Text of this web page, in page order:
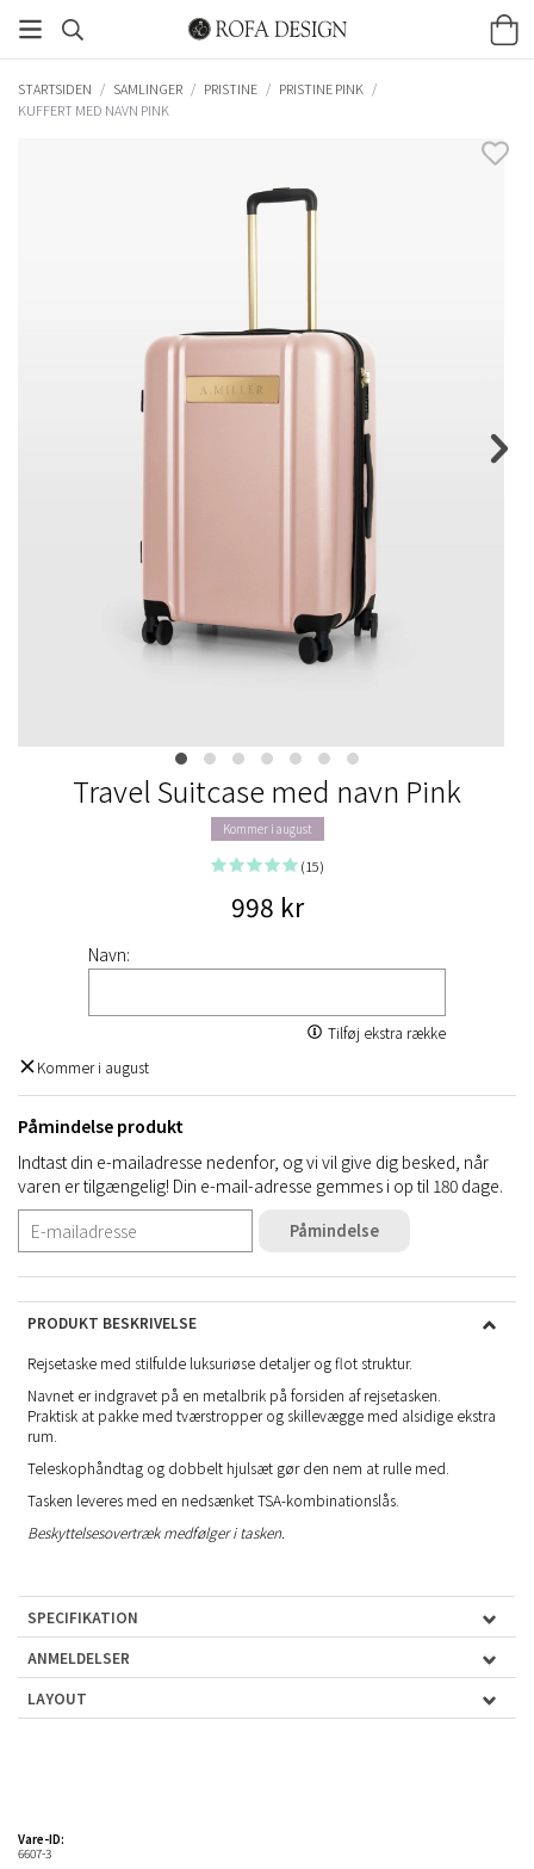
STARTSIDEN / SAMLINGER / PRISTINE / PRISTINE PINK /
KUFFERT MED NAVN PINK
Travel Suitcase med navn Pink
Kommer i august
(15)
998 kr
Navn:
Tilføj ekstra række
Kommer i august
Påmindelse produkt
Indtast din e-mailadresse nedenfor, og vi vil give dig besked, når
varen er tilgængelig! Din e-mail-adresse gemmes i op til 180 dage.
Påmindelse
PRODUKT BESKRIVELSE
Rejsetaske med stilfulde luksuriøse detaljer og flot struktur.
Navnet er indgravet på en metalbrik på forsiden af rejsetasken.
Praktisk at pakke med tværstropper og skillevægge med alsidige ekstra
rum.
Teleskophåndtag og dobbelt hjulsæt gør den nem at rulle med.
Tasken leveres med en nedsænket TSA-kombinationslås.
Beskyttelsesovertræk medfølger i tasken.
SPECIFIKATION
ANMELDELSER
LAYOUT
Vare-ID:
6607-3